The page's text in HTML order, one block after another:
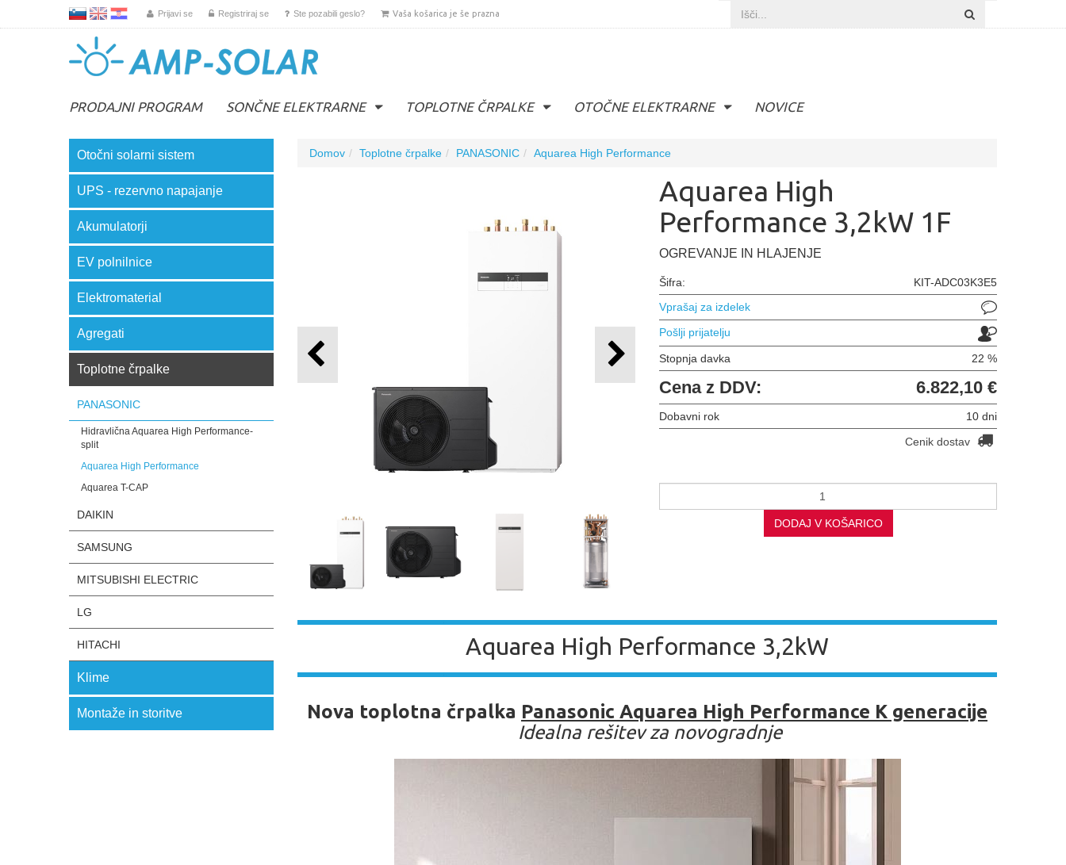
Prijavi se Registriraj se Ste pozabili geslo? Vaša košarica je še prazna
PRODAJNI PROGRAM SONČNE ELEKTRARNE TOPLOTNE ČRPALKE OTOČNE ELEKTRARNE NOVICE
Otočni solarni sistem
UPS - rezervno napajanje
Akumulatorji
EV polnilnice
Elektromaterial
Agregati
Toplotne črpalke
PANASONIC
Hidravlična Aquarea High Performance-
split
Aquarea High Performance
Aquarea T-CAP
DAIKIN
SAMSUNG
MITSUBISHI ELECTRIC
LG
HITACHI
Klime
Montaže in storitve
Domov Toplotne črpalke PANASONIC Aquarea High Performance
Aquarea High
Performance 3,2kW 1F
OGREVANJE IN HLAJENJE
Šifra:
KIT-ADC03K3E5
Vprašaj za izdelek
Pošlji prijatelju
Stopnja davka 22 %
Cena z DDV: 6.822,10 €
Dobavni rok
10 dni
Cenik dostav
DODAJ V KOŠARICO
Aquarea High Performance 3,2kW
Nova toplotna črpalka Panasonic Aquarea High Performance K generacije
Idealna rešitev za novogradnje